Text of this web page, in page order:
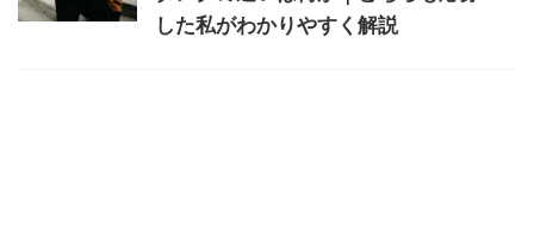
した私がわかりやすく解説